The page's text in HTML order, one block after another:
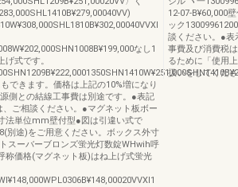
なし1
式です。
できます。価格は上記の10%増になり
側との結線工事費は別途です。●表記
ご相談ください。●マグネット板ボー
法単位mm壁付型●図は引違い式で
別途)をご用意ください。ボックス外寸
スーバーブロンズ蛍光灯数錠WHwih呼
称価格(マグネット板)はね上げ式蛍光
12‐07‐B¥60,000
ック
談ください。●表
事費及び消費税
るために「使用
扱いをしてくだ